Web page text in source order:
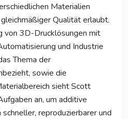
Materialien
Qualität erlaubt.
von 3D-Drucklösungen mit
und Industrie
Thema der
sowie die
sieht Scott
an, um additive
reproduzierbarer und